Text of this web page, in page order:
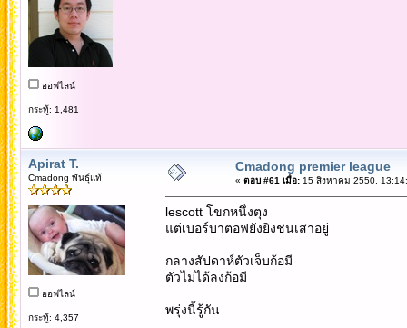
ออฟไลน์
กระทู้: 1,481
Apirat T.
Cmadong พันธุ์แท้
ออฟไลน์
กระทู้: 4,357
Cmadong premier league
« ตอบ #61 เมื่อ:15 สิงหาคม 2550,
lescott โขกหนึ่งตุง
แต่เบอร์บาตอฟยังยิงชนเสาอยู่
กลางสัปดาห์ตัวเจ็บก้อมี
ตัวไม่ได้ลงก้อมี
พรุ่งนี้รู้กัน